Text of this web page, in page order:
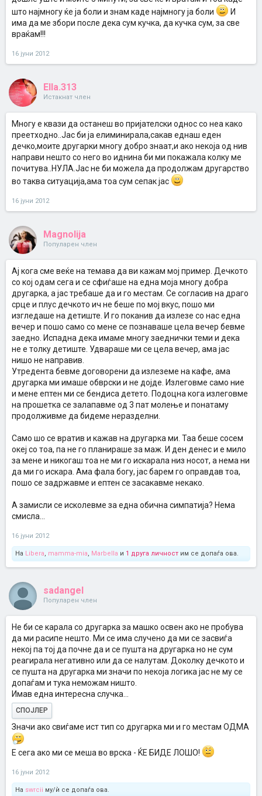
што најмногу ќе ја боли и знам каде најмногу ја боли
И
има да ме збори после дека сум кучка, да кучка сум, за све
враќам!!!
16 јуни 2012
Ella.313
Истакнат член
Многу е квази да останеш во пријателски однос со неа како
преетходно..Јас би ја елиминирала,сакав еднаш еден
дечко,моите другарки многу добро знаат,и ако некоја од нив
направи нешто со него во иднина би ми покажала колку ме
почитува..НУЛА.Јас не би можела да продолжам другарство
во таква ситуација,ама тоа сум сепак јас
16 јуни 2012
Magnolija
Популарен член
Ај кога сме веќе на темава да ви кажам мој пример. Дечкото
со кој одам сега и се сфиѓаше на една моја многу добра
другарка, а јас требаше да и го местам. Се согласив на драго
срце и плус дечкото ич не беше по мој вкус, пошо ми
изгледаше на детиште. И го поканив да излезе со нас една
вечер и пошо само со мене се познаваше цела вечер бевме
заедно. Испадна дека имаме многу заеднички теми и дека
не е толку детиште. Удвараше ми се цела вечер, ама јас
нишо не направив.
Утредента бевме договорени да излеземе на кафе, ама
другарка ми имаше обврски и не дојде. Излеговме само ние
и мене ептен ми се бендиса детето. Подоцна кога излеговме
на прошетка се залапавме од 3 пат молење и понатаму
продолживме да бидеме неразделни.
Само шо се вратив и кажав на другарка ми. Таа беше сосем
океј со тоа, па не го планираше за маж. И ден денес и е мило
за мене и никогаш тоа не ми го искарала низ носот, а нема ни
да ми го искара. Ама фала богу, јас барем го оправдав тоа,
пошо се задржавме и ептен се засакавме некако.
А замисли се исколевме за една обична симпатија? Нема
смисла...
16 јуни 2012
На Libera, mamma-mia, Marbella и 1 друга личност им се допаѓа ова.
sadangel
Популарен член
Не би се карала со другарка за машко освен ако не пробува
да ми расипе нешто. Ми се има случено да ми се засвиѓа
некој па тој да почне да и се пушта на другарка но не сум
реагирала негативно или да се налутам. Доколку дечкото и
се пушта на другарка ми значи по некоја логика јас не му се
допаѓам и тука неможам ништо.
Имав една интересна случка...
СПОЈЛЕР
Значи ако свиѓаме ист тип со другарка ми и го местам ОДМА
Е сега ако ми се меша во врска - ЌЕ БИДЕ ЛОШО!
16 јуни 2012
На swrcii му/ѝ се допаѓа ова.